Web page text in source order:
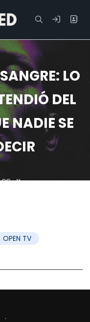
LO
DEL
NADIE SE
OPEN TV
·